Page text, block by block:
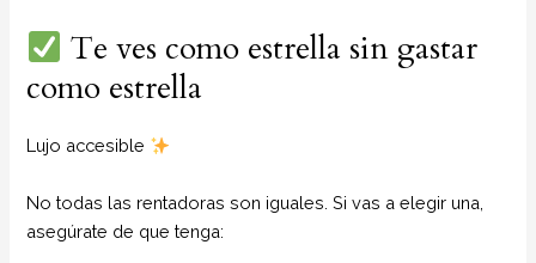
Te ves como estrella sin gastar
como estrella
Lujo accesible
No todas las rentadoras son iguales. Si vas a elegir una,
asegúrate de que tenga: